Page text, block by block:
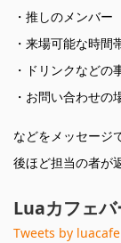
・推しのメンバー
・来場可能な時間
・ドリンクなどの
・お問い合わせの
などをメッセージ
後ほど担当の者が
Luaカフェ
Tweets by